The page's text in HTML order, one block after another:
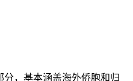
，基本涵盖海外侨胞和归